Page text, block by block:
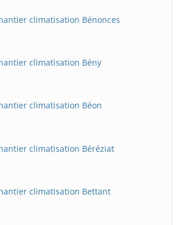
climatisation Bénonces
climatisation Bény
climatisation Béon
climatisation Béréziat
climatisation Bettant